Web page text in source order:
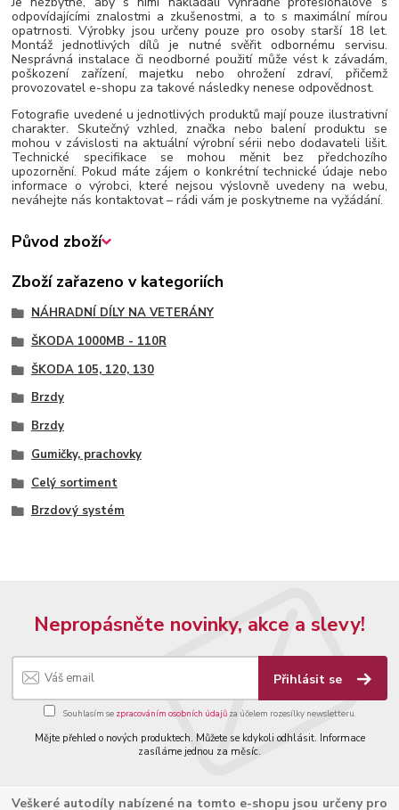
odpovídajícími znalostmi a zkušenostmi, a to s maximální mírou
opatrnosti. Výrobky jsou určeny pouze pro osoby starší 18 let.
Montáž jednotlivých dílů je nutné svěřit odbornému servisu.
Nesprávná instalace či neodborné použití může vést k závadám,
poškození zařízení, majetku nebo ohrožení zdraví, přičemž
provozovatel e-shopu za takové následky nenese odpovědnost.
Fotografie uvedené u jednotlivých produktů mají pouze ilustrativní
charakter. Skutečný vzhled, značka nebo balení produktu se
mohou v závislosti na aktuální výrobní sérii nebo dodavateli lišit.
Technické specifikace se mohou měnit bez předchozího
upozornění. Pokud máte zájem o konkrétní technické údaje nebo
informace o výrobci, které nejsou výslovně uvedeny na webu,
neváhejte nás kontaktovat – rádi vám je poskytneme na vyžádání.
Původ zboží
Zboží zařazeno v kategoriích
NÁHRADNÍ DÍLY NA VETERÁNY
ŠKODA 1000MB - 110R
ŠKODA 105, 120, 130
Brzdy
Brzdy
Gumičky, prachovky
Celý sortiment
Brzdový systém
Nepropásněte novinky, akce a slevy!
Přihlásit se
Souhlasím se zpracováním osobních údajůza účelem rozesílky newsletteru.
Mějte přehled o nových produktech. Můžete se kdykoli odhlásit. Informace
zasíláme jednou za měsíc.
Veškeré autodíly nabízené na tomto e-shopu jsou určeny pro